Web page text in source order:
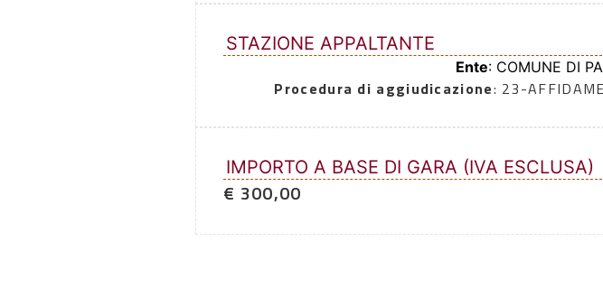
STAZIONE APPALTANTE
Ente: COMUNE DI
Procedura di aggiudicazione: 23-
IMPORTO A BASE DI GARA (IVA ESCLUSA)
€ 300,00